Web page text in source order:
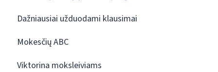
Dažniausiai užduodami klausimai
Mokesčių ABC
Viktorina moksleiviams